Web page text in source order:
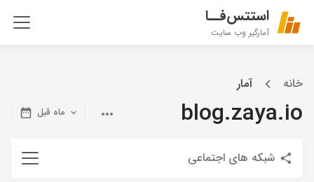
استتس‌فــا
آمارگیر وب سایت
خانه آمار
blog.zaya.io ماه قبل
شبکه های اجتماعی